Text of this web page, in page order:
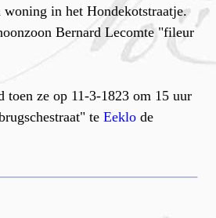
in het Hondekotstraatje.
Bernard Lecomte "fileur
toen ze op 11-3-1823 om 15 uur
te Eeklo de